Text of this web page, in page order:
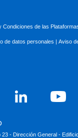
Condiciones de las
de datos personales | Aviso
- Dirección General -